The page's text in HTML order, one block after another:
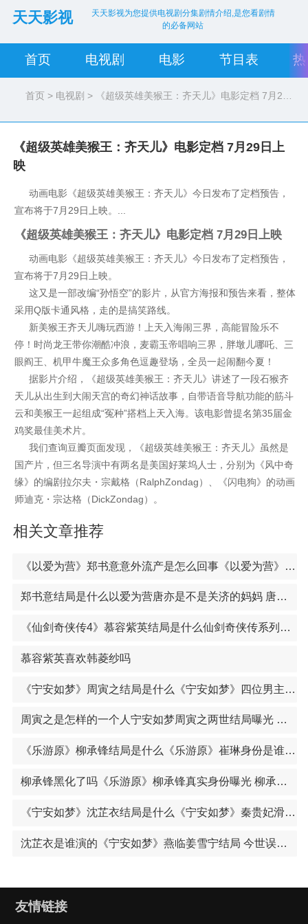
天天影视
天天影视为您提供电视剧分集剧情介绍,是您看剧情
的必备网站
首页 电视剧 电影 节目表
首页 > 电视剧 > 《超级英雄美猴王：齐天儿》电影定档 7月29日上映
《超级英雄美猴王：齐天儿》电影定档 7月29日上
映
动画电影《超级英雄美猴王：齐天儿》今日发布了定档预告，
宣布将于7月29日上映。...
《超级英雄美猴王：齐天儿》电影定档 7月29日上映
动画电影《超级英雄美猴王：齐天儿》今日发布了定档预告，
宣布将于7月29日上映。
这又是一部改编“孙悟空”的影片，从官方海报和预告来看，整体
采用Q版卡通风格，走的是搞笑路线。
新美猴王齐天儿嗨玩西游！上天入海闹三界，高能冒险乐不
停！时尚龙王带你潮酷冲浪，麦霸玉帝唱响三界，胖墩儿哪吒、三
眼阎王、机甲牛魔王众多角色逗趣登场，全员一起闹翻今夏！
据影片介绍，《超级英雄美猴王：齐天儿》讲述了一段石猴齐
天儿从出生到大闹天宫的奇幻神话故事，自带语音导航功能的筋斗
云和美猴王一起组成“冤种”搭档上天入海。该电影曾提名第35届金
鸡奖最佳美术片。
我们查询豆瓣页面发现，《超级英雄美猴王：齐天儿》虽然是
国产片，但三名导演中有两名是美国好莱坞人士，分别为《风中奇
缘》的编剧拉尔夫・宗戴格（RalphZondag）、《闪电狗》的动画
师迪克・宗达格（DickZondag）。
相关文章推荐
《以爱为营》郑书意意外流产是怎么回事《以爱为营》郑书意哪一集发现真相 秦时月的身世第几集曝光
郑书意结局是什么以爱为营唐亦是不是关济的妈妈 唐亦和关济是母子关系吗
《仙剑奇侠传4》慕容紫英结局是什么仙剑奇侠传系列电视剧介绍 仙剑系列阵容强大堪称一代人的记忆
慕容紫英喜欢韩菱纱吗
《宁安如梦》周寅之结局是什么《宁安如梦》四位男主结局曝光 沈玠燕临张遮谢危结局如何
周寅之是怎样的一个人宁安如梦周寅之两世结局曝光 周寅之扮演者王子腾个人资料
《乐游原》柳承锋结局是什么《乐游原》崔琳身份是谁的孩子 崔琳扮演者景甜个人资料
柳承锋黑化了吗《乐游原》柳承锋真实身份曝光 柳承锋有没有官配
《宁安如梦》沈芷衣结局是什么《宁安如梦》秦贵妃滑胎真相曝光 被皇太后设下圈套流产
沈芷衣是谁演的《宁安如梦》燕临姜雪宁结局 今世误会重重两人注定错过
友情链接